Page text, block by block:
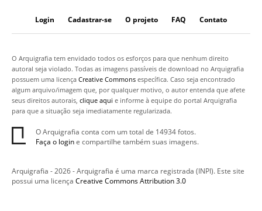
Login Cadastrar-se O projeto FAQ Contato
O Arquigrafia tem envidado todos os esforços para que nenhum direito
autoral seja violado. Todas as imagens passíveis de download no Arquigrafia
possuem uma licença Creative Commons específica. Caso seja encontrado
algum arquivo/imagem que, por qualquer motivo, o autor entenda que afete
seus direitos autorais, clique aqui e informe à equipe do portal Arquigrafia
para que a situação seja imediatamente regularizada.
O Arquigrafia conta com um total de 14934 fotos.
Faça o logine compartilhe também suas imagens.
Arquigrafia - 2026 - Arquigrafia é uma marca registrada (INPI). Este site
possui uma licença Creative Commons Attribution 3.0